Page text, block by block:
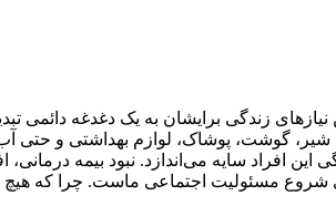
زندگی برایشان به یک دغدغه دائمی
شیر، گوشت، پوشاک، لوازم بهداشتی و
افراد سایه می‌اندازد. نبود بیمه
شروع مسئولیت اجتماعی ماست. چرا که